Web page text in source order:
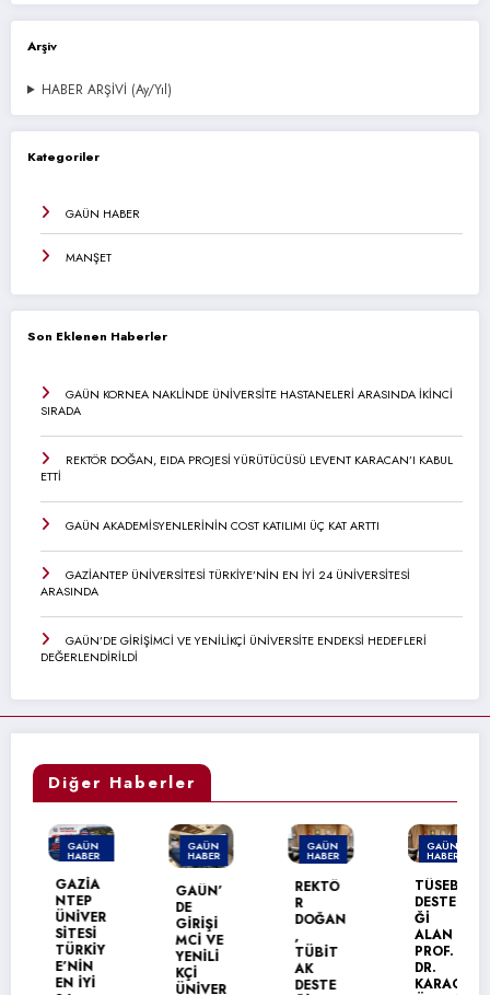
Arşiv
HABER ARŞİVİ (Ay/Yıl)
Kategoriler
GAÜN HABER
MANŞET
Son Eklenen Haberler
GAÜN KORNEA NAKLİNDE ÜNİVERSİTE HASTANELERİ ARASINDA İKİNCİ
SIRADA
REKTÖR DOĞAN, EIDA PROJESİ YÜRÜTÜCÜSÜ LEVENT KARACAN’I KABUL
ETTİ
GAÜN AKADEMİSYENLERİNİN COST KATILIMI ÜÇ KAT ARTTI
GAZİANTEP ÜNİVERSİTESİ TÜRKİYE’NİN EN İYİ 24 ÜNİVERSİTESİ
ARASINDA
GAÜN’DE GİRİŞİMCİ VE YENİLİKÇİ ÜNİVERSİTE ENDEKSİ HEDEFLERİ
DEĞERLENDİRİLDİ
Diğer Haberler
GAÜN
HABER
MANŞET
GAZİA
NTEP
ÜNİVER
SİTESİ
TÜRKİY
E’NİN
EN İYİ
GAÜN
HABER
GAÜN’
DE
GİRİŞİ
MCİ VE
YENİLİ
KÇİ
ÜNİVER
GAÜN
HABER
REKTÖ
DOĞAN
TÜBİT
AK
DESTE
GAÜN
HABER
TÜSEB
DESTE
Ğİ
ALAN
PROF.
DR.
KARAG